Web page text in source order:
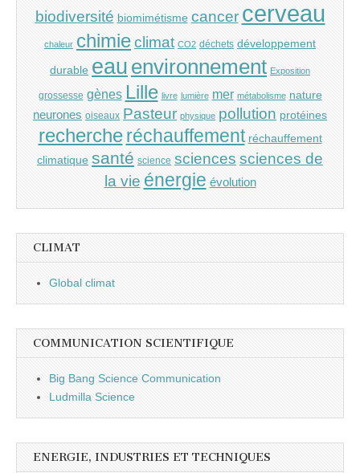
biodiversité biomimétisme cancer cerveau
chaleur chimieclimat CO2 déchets développement
durable eau environnement Exposition
grossesse gènes Lille livre lumière mer métabolisme nature
neurones oiseaux Pasteur physique pollution protéines
recherche réchauffement réchauffement
climatique santé science sciences sciences de
la vie énergie évolution
CLIMAT
Global climat
COMMUNICATION SCIENTIFIQUE
Big Bang Science Communication
Ludmilla Science
ENERGIE, INDUSTRIES ET TECHNIQUES